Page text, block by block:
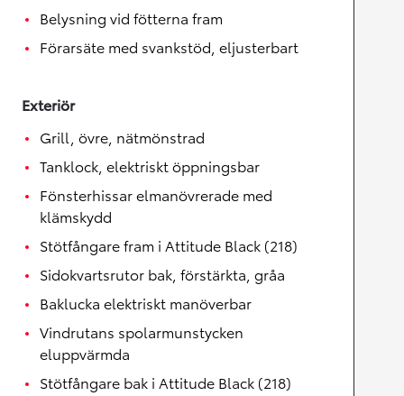
Belysning vid fötterna fram
Förarsäte med svankstöd, eljusterbart
Exteriör
Grill, övre, nätmönstrad
Tanklock, elektriskt öppningsbar
Fönsterhissar elmanövrerade med
klämskydd
Stötfångare fram i Attitude Black (218)
Sidokvartsrutor bak, förstärkta, gråa
Baklucka elektriskt manöverbar
Vindrutans spolarmunstycken
eluppvärmda
Stötfångare bak i Attitude Black (218)